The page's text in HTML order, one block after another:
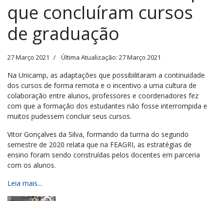
que concluíram cursos
de graduação
27 Março 2021 Última Atualização: 27 Março 2021
Na Unicamp, as adaptações que possibilitaram a continuidade
dos cursos de forma remota e o incentivo a uma cultura de
colaboração entre alunos, professores e coordenadores fez
com que a formação dos estudantes não fosse interrompida e
muitos pudessem concluir seus cursos.
Vitor Gonçalves da Silva, formando da turma do segundo
semestre de 2020 relata que na FEAGRI, as estratégias de
ensino foram sendo construídas pelos docentes em parceria
com os alunos.
Leia mais...